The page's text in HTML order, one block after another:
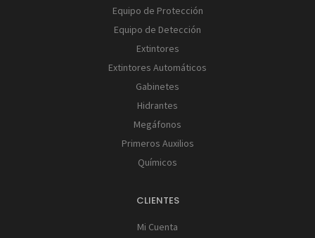
Equipo de Protección
Equipo de Detección
Extintores
Extintores Automáticos
Gabinetes
Hidrantes
Megáfonos
Primeros Auxilios
Químicos
CLIENTES
Mi Cuenta